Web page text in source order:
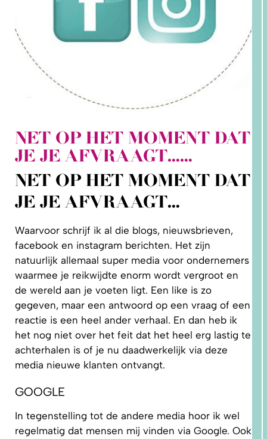
NET OP HET MOMENT DAT
JE JE AFVRAAGT……
NET OP HET MOMENT DAT
JE JE AFVRAAGT…
Waarvoor schrijf ik al die blogs, nieuwsbrieven,
facebook en instagram berichten. Het zijn
natuurlijk allemaal super media voor ondernemers
waarmee je reikwijdte enorm wordt vergroot en
de wereld aan je voeten ligt. Een like is zo
gegeven, maar een antwoord op een vraag of een
reactie is een heel ander verhaal. En dan heb ik
het nog niet over het feit dat het heel erg lastig te
achterhalen is of je nu daadwerkelijk via deze
media nieuwe klanten ontvangt.
GOOGLE
In tegenstelling tot de andere media hoor ik wel
regelmatig dat mensen mij vinden via Google. Ook
MAKEN?
JOU!